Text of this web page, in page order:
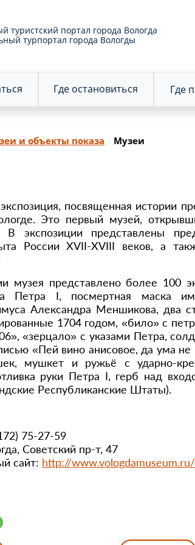
турпортал города Вологды
Где остановиться Где
и объекты показа Музеи
посвященная истории
Это первый музей,
В экспозиции представлены
России XVII-XVIII веков, а
музея представлено более 100
Петра I, посмертная маска
Александра Меншикова, два
1704 годом, «било» с
«зерцало» с указами Петра,
«Пей вино анисовое, да ума
мушкет и ружьё с ударно-
руки Петра I, герб над
Республиканские Штаты).
75-27-59
Советский пр-т, 47
сайт: http://